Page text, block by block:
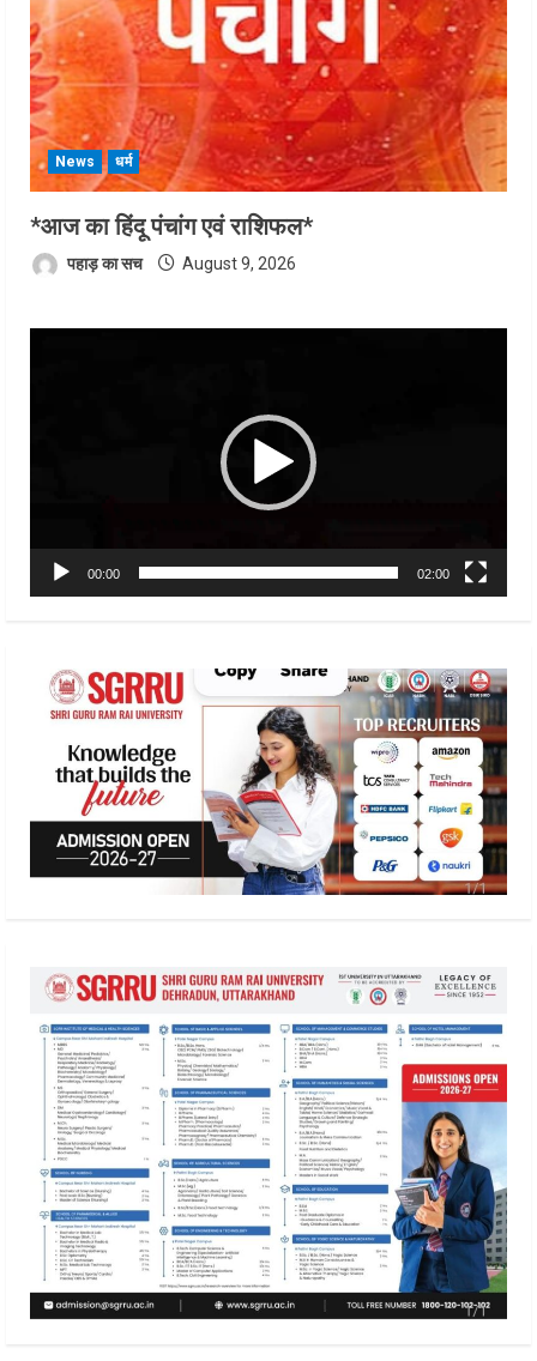
News धर्म
*आज का हिंदू पंचांग एवं राशिफल*
पहाड़ का सच August 9, 2026
00:00 02:00